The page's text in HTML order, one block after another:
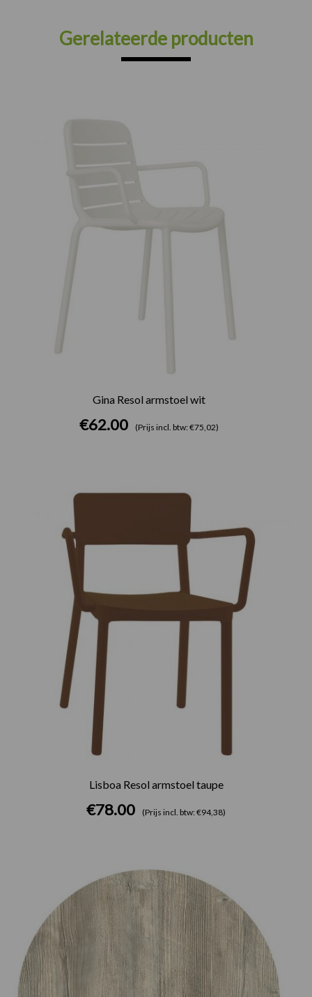
Gerelateerde producten
Gina Resol armstoel wit
€62.00 (Prijs incl. btw: €75,02)
Lisboa Resol armstoel taupe
€78.00 (Prijs incl. btw: €94,38)
€75.00
tot
€165.00